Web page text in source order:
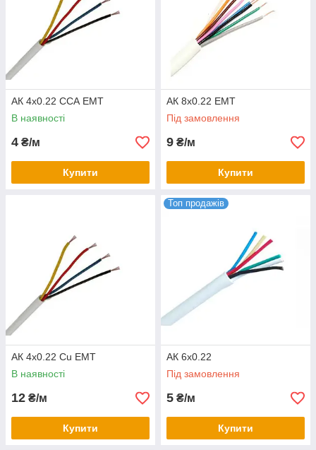
АК 4x0.22 ССА ЕМТ
В наявності
4 ₴/м
Купити
АК 8x0.22 ЕМТ
Під замовлення
9 ₴/м
Купити
АК 4x0.22 Сu ЕМТ
В наявності
12 ₴/м
Купити
Топ продажів
АК 6x0.22
Під замовлення
5 ₴/м
Купити